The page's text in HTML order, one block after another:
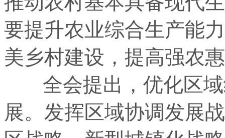
要提升农业综合生产能
美乡村建设，提高强农
全会提出，优化区域
展。发挥区域协调发展